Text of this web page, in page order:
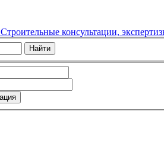
Строительные консультации,